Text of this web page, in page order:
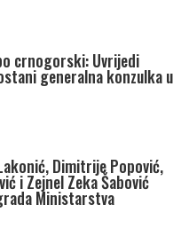
crnogorski: Uvrijedi
generalna konzulka u
Dimitrije Popović,
i Zejnel Zeka Šabović
Ministarstva